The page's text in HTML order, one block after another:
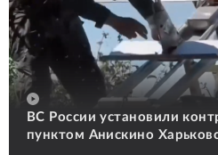
ВС России установили
пунктом Анискино